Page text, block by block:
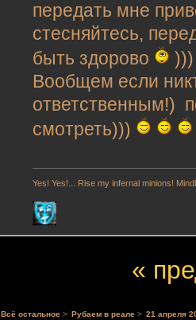
передать мне
стесняйтесь,
быть здорово
)))
Вообщем если
ответственным!)
смотреть)))
Yes! Yes!... Rise my infernal minions!
«
Всё остальное > Рубаем в реале > 21 апреля